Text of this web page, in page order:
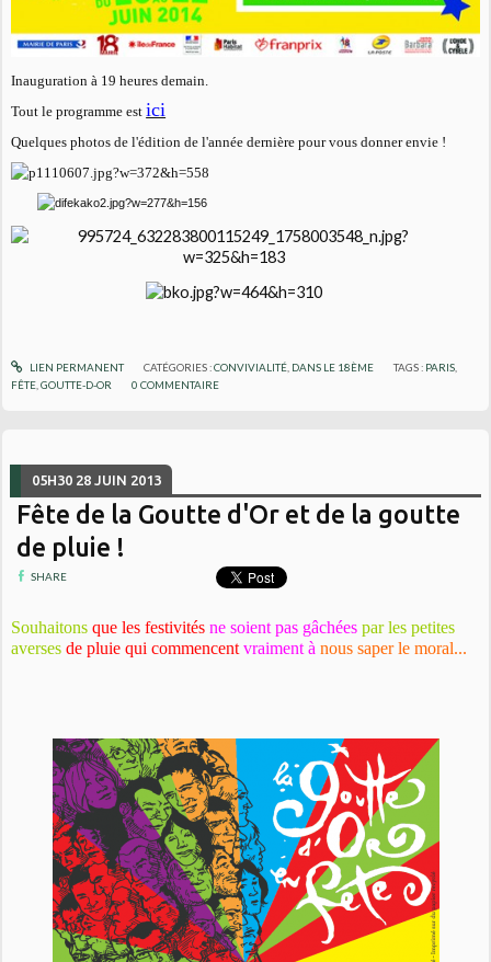
Inauguration à 19 heures demain.
Tout le programme estici
Quelques photos de l'édition de l'année dernière pour vous donner envie !
LIEN PERMANENT CATÉGORIES :CONVIVIALITÉ, DANS LE 18ÈME TAGS : PARIS
FÊTE ,GOUTTE-D-OR 0 COMMENTAIRE
05H30 28 JUIN 2013
Fête de la Goutte d'Or et de la goutte
de pluie !
SHARE
Souhaitonsque les festivités ne soient pas gâchées par les petites
aversesde pluie qui commencent vraiment à nous saper le moral...